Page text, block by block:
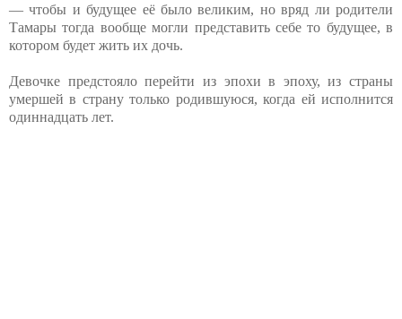
— чтобы и будущее её было великим, но вряд ли родители
Тамары тогда вообще могли представить себе то будущее, в
котором будет жить их дочь.
Девочке предстояло перейти из эпохи в эпоху, из страны
умершей в страну только родившуюся, когда ей исполнится
одиннадцать лет.